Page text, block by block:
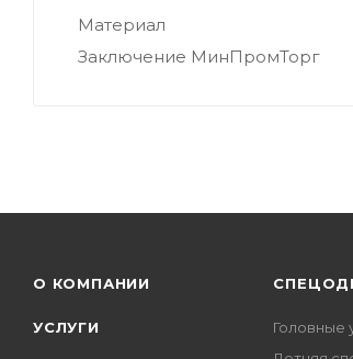
Материал
Заключение МинПромТорг
О КОМПАНИИ
УСЛУГИ
Головные